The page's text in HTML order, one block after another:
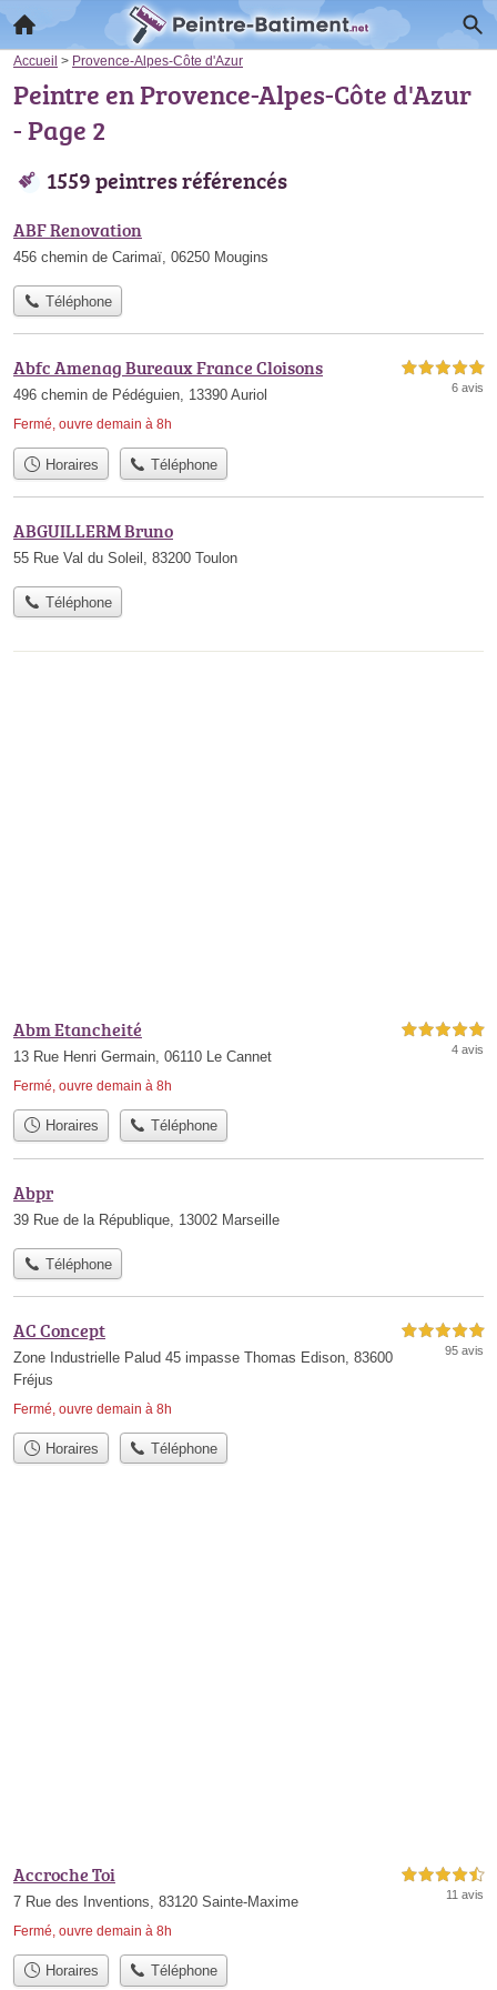
Accueil > Provence-Alpes-Côte d'Azur
Peintre en Provence-Alpes-Côte d'Azur
- Page 2
1559 peintres référencés
ABF Renovation
456 chemin de Carimaï, 06250 Mougins
Téléphone
Abfc Amenag Bureaux France Cloisons
496 chemin de Pédéguien, 13390 Auriol
Fermé, ouvre demain à 8h
5,0 étoiles sur 5
6 avis
Horaires Téléphone
ABGUILLERM Bruno
55 Rue Val du Soleil, 83200 Toulon
Téléphone
Abm Etancheité
13 Rue Henri Germain, 06110 Le Cannet
Fermé, ouvre demain à 8h
5,0 étoiles sur 5
4 avis
Horaires Téléphone
Abpr
39 Rue de la République, 13002 Marseille
Téléphone
AC Concept
Zone Industrielle Palud 45 impasse Thomas Edison, 83600
Fréjus
Fermé, ouvre demain à 8h
5,0 étoiles sur 5
95 avis
Horaires Téléphone
Accroche Toi
7 Rue des Inventions, 83120 Sainte-Maxime
Fermé, ouvre demain à 8h
4,5 étoiles sur 5
11 avis
Horaires Téléphone